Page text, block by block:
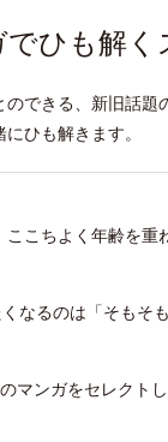
でひも解
できる、新旧話
ひも解きます。
こちよく年齢を重
なるのは「そもそ
マンガをセレクトし